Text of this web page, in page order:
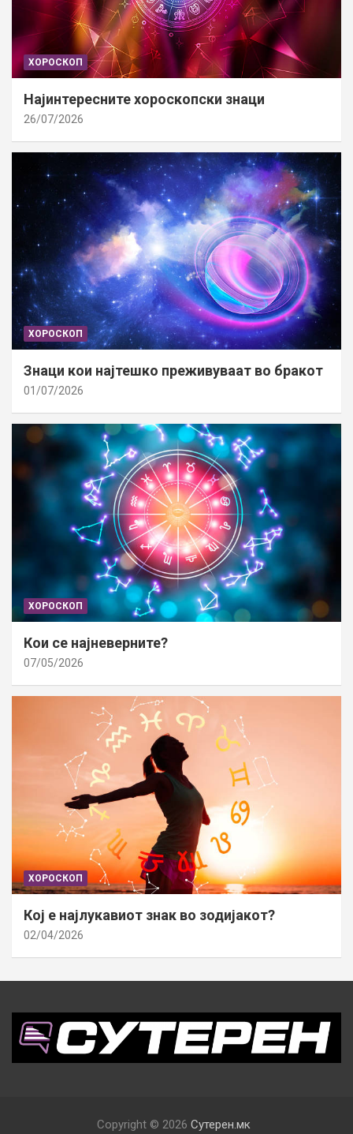
ХОРОСКОП
Најинтересните хороскопски знаци
26/07/2026
ХОРОСКОП
Знаци кои најтешко преживуваат во бракот
01/07/2026
ХОРОСКОП
Кои се најневерните?
07/05/2026
ХОРОСКОП
Кој е најлукавиот знак во зодијакот?
02/04/2026
Copyright © 2026 Сутерен.мк